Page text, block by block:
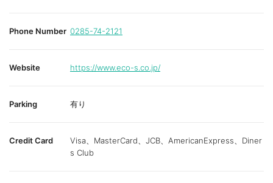
Phone Number 0285-74-2121
Website https://www.eco-s.co.jp/
Parking 有り
Credit Card
Visa、MasterCard、JCB、AmericanExpress、Diner
s Club